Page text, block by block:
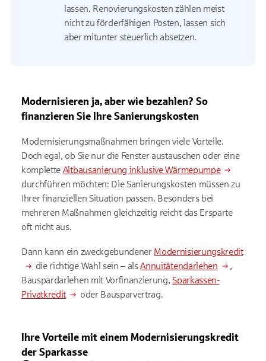
lassen. Renovierungskosten zählen meist
nicht zu förderfähigen Posten, lassen sich
aber mitunter steuerlich absetzen.
Modernisieren ja, aber wie bezahlen? So
finanzieren Sie Ihre Sanierungskosten
Modernisierungsmaßnahmen bringen viele Vorteile.
Doch egal, ob Sie nur die Fenster austauschen oder eine
komplette Altbausanierung inklusive Wärmepumpe
durchführen möchten: Die Sanierungskosten müssen zu
Ihrer finanziellen Situation passen. Besonders bei
mehreren Maßnahmen gleichzeitig reicht das Ersparte
oft nicht aus.
Dann kann ein zweckgebundener Modernisierungskredit
die richtige Wahl sein – alsAnnuitätendarlehen
,
Bauspardarlehen mit Vorfinanzierung,Sparkassen-
Privatkredit
oder Bausparvertrag.
Ihre Vorteile mit einem Modernisierungskredit
der Sparkasse